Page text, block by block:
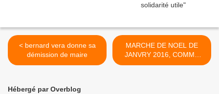
< bernard vera donne sa
démission de maire
MARCHE DE NOEL DE
JANVRY 2016, COMME
UNE EPOPEE >
Hébergé par Overblog